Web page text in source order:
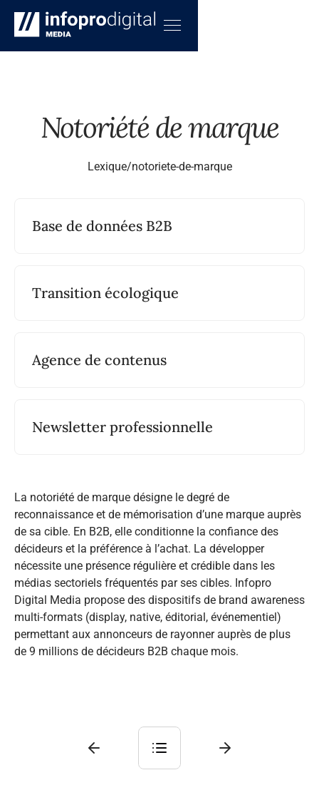
Notoriété de marque
Lexique/notoriete-de-marque
Base de données B2B
Transition écologique
Agence de contenus
Newsletter professionnelle
La notoriété de marque désigne le degré de
reconnaissance et de mémorisation d’une marque auprès
de sa cible. En B2B, elle conditionne la confiance des
décideurs et la préférence à l’achat. La développer
nécessite une présence régulière et crédible dans les
médias sectoriels fréquentés par ses cibles. Infopro
Digital Media propose des dispositifs de brand awareness
multi-formats (display, native, éditorial, événementiel)
permettant aux annonceurs de rayonner auprès de plus
de 9 millions de décideurs B2B chaque mois.